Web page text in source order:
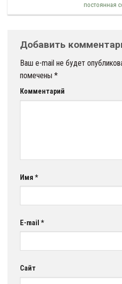
постоянная
Добавить
Ваш e-mail не будет
помечены *
Комментарий
Имя *
E-mail *
Сайт